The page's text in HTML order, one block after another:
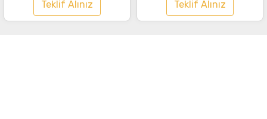
Teklif Alınız Teklif Alınız